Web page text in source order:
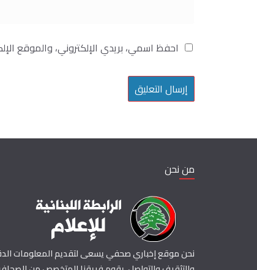
احفظ اسمي، بريدي الإلكتروني، والموقع
من نحن
نحن موقع إخباري صحفي يسعى لتقديم المعلومات